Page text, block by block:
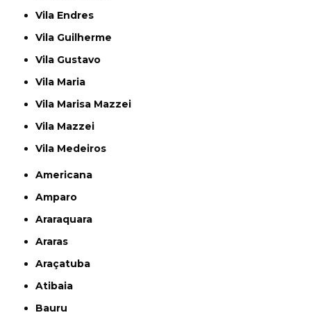
Vila Endres
Vila Guilherme
Vila Gustavo
Vila Maria
Vila Marisa Mazzei
Vila Mazzei
Vila Medeiros
Americana
Amparo
Araraquara
Araras
Araçatuba
Atibaia
Bauru